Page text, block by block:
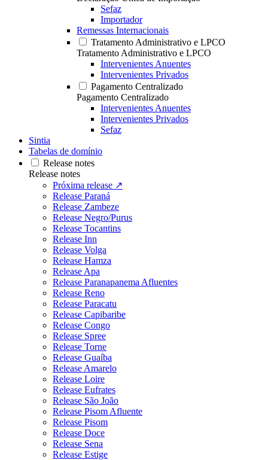
Sefaz
Importador
Remessas Internacionais
Tratamento Administrativo e LPCO
Tratamento Administrativo e LPCO
Intervenientes Anuentes
Intervenientes Privados
Pagamento Centralizado
Pagamento Centralizado
Intervenientes Anuentes
Intervenientes Privados
Sefaz
Sintia
Tabelas de domínio
Release notes
Release notes
Próxima release ↗
Release Paraná
Release Zambeze
Release Negro/Purus
Release Tocantins
Release Inn
Release Volga
Release Hamza
Release Apa
Release Paranapanema Afluentes
Release Reno
Release Paracatu
Release Capibaribe
Release Congo
Release Spree
Release Torne
Release Guaíba
Release Amarelo
Release Loire
Release Eufrates
Release São João
Release Pisom Afluente
Release Pisom
Release Doce
Release Sena
Release Estige